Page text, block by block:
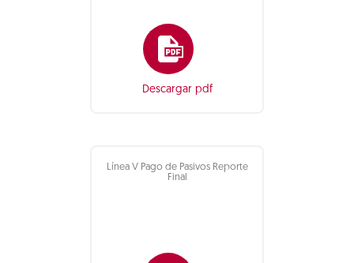
Descargar pdf
Línea V Pago de Pasivos Reporte
Final